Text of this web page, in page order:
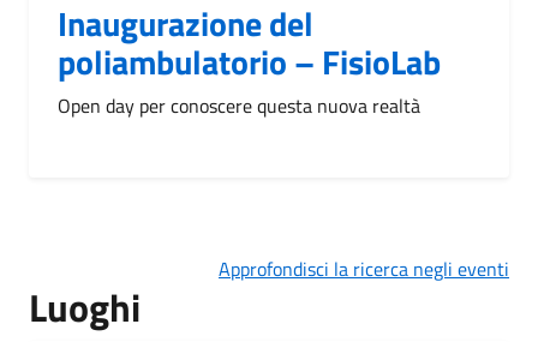
Inaugurazione del
poliambulatorio – FisioLab
Open day per conoscere questa nuova realtà
Approfondisci la ricerca negli eventi
Luoghi